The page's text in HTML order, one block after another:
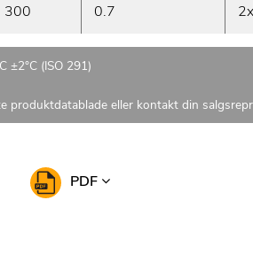
300 0.7
(ISO 291)
produktdatablade eller kontakt din
PDF